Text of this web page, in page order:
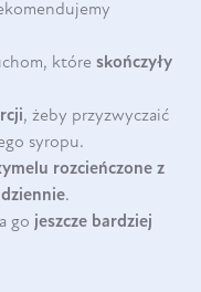
które skończyły
, żeby przyzwyczaić
syropu.
rozcieńczone z
.
go jeszcze bardziej